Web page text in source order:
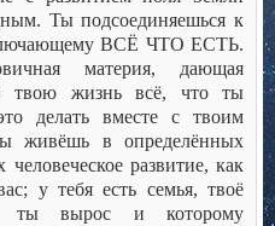
Ты подсоединяешься к
ВСЁ ЧТО ЕСТЬ.
материя, дающая
твою жизнь всё, что ты
делать вместе с твоим
живёшь в определённых
развитие, как
у тебя есть семья, твоё
ты вырос и которому